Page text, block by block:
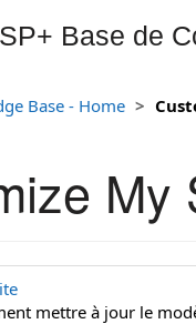
Base de
Base - Home
My
mettre à jour le